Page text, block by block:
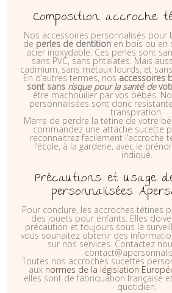
Composition accroche
Nos accessoires personnalisés
de perles de dentition en bois ou en
acier inoxydable. Ces perles sont
sans PVC, sans phtalates. Mais
cadmium, sans métaux lourds, et
En d’autres termes, nos accessoires
sont sans risque pour la santé de
être machouiller par vos bébés.
personnalisées sont donc
transpiration.
Marre de perdre la tétine de votre
commandez une attache sucette
reconnaitrez facilement l’accroche
l’école, à la garderie, avec le
indiqué.
Précautions et usage
personnalisées
Pour conclure, les accroches tétines
des jouets pour enfants. Elles
précaution et toujours sous la
vous souhaitez obtenir des
sur nos services. Contactez
Toutes nos accroches sucettes
aux normes de la législation
elles sont de fabriquation française
quotidien.